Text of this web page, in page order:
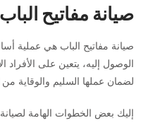
صيانة مفاتيح
صيانة مفاتيح الباب هي عملية
الوصول إليه، يتعين على الأفراد
لضمان عملها السليم والوقاية
إليك بعض الخطوات الهامة لصيانة